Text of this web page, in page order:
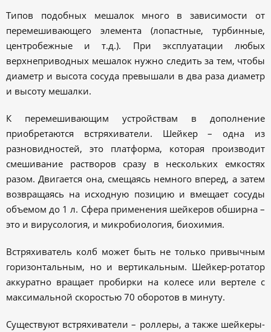
Типов подобных мешалок много в зависимости от
перемешивающего элемента (лопастные, турбинные,
центробежные и т.д.). При эксплуатации любых
верхнеприводных мешалок нужно следить за тем, чтобы
диаметр и высота сосуда превышали в два раза диаметр
и высоту мешалки.
К перемешивающим устройствам в дополнение
приобретаются встряхиватели. Шейкер – одна из
разновидностей, это платформа, которая производит
смешивание растворов сразу в нескольких емкостях
разом. Двигается она, смещаясь немного вперед, а затем
возвращаясь на исходную позицию и вмещает сосуды
объемом до 1 л. Сфера применения шейкеров обширна –
это и вирусология, и микробиология, биохимия.
Встряхиватель колб может быть не только привычным
горизонтальным, но и вертикальным. Шейкер-ротатор
аккуратно вращает пробирки на колесе или вертеле с
максимальной скоростью 70 оборотов в минуту.
Существуют встряхиватели – роллеры, а также шейкеры-